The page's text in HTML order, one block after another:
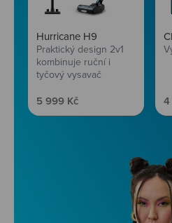
Hurricane H9
Praktický design 2v1
kombinuje ruční i
tyčový vysavač
Prodejní cena
5 999 Kč 4